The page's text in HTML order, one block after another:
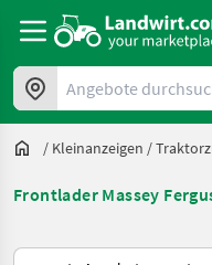
Angebote durchsuchen
/ Kleinanzeigen /
Frontlader Massey
So wird auf Landwirt.com